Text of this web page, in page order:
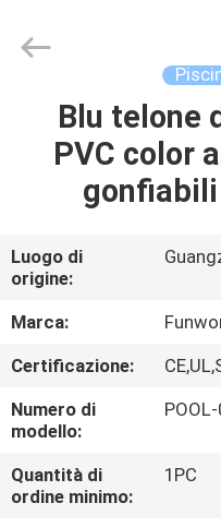
CASA
PRODOTTI
VIDEO
CIRCA
NOI
GIRO
DELLA
FABBRICA
Inflatables
Limited.
Blu telone
PVC color
Luogo di
origine:
Marca:
Certificazione:
Numero di
modello:
Quantità di
ordine minimo:
1PC